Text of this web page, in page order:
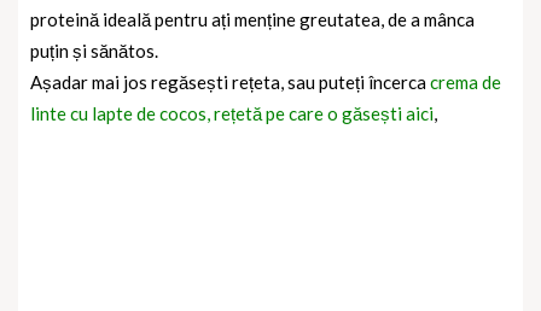
proteină ideală pentru ați menține greutatea, de a mânca
puțin și sănătos.
Așadar mai jos regăsești rețeta, sau puteți încercacrema de
linte cu lapte de cocos, rețetă pe care o găsești aici,